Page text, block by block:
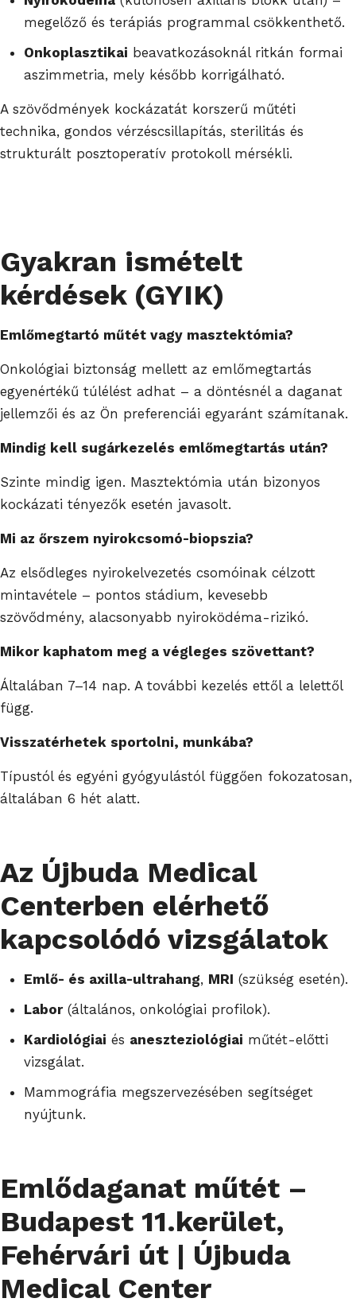
megelőző és terápiás programmal csökkenthető.
Onkoplasztikai beavatkozásoknál ritkán formai
aszimmetria, mely később korrigálható.
A szövődmények kockázatát korszerű műtéti
technika, gondos vérzéscsillapítás, sterilitás és
strukturált posztoperatív protokoll mérsékli.
Gyakran ismételt
kérdések (GYIK)
Emlőmegtartó műtét vagy masztektómia?
Onkológiai biztonság mellett az emlőmegtartás
egyenértékű túlélést adhat – a döntésnél a daganat
jellemzői és az Ön preferenciái egyaránt számítanak.
Mindig kell sugárkezelés emlőmegtartás után?
Szinte mindig igen. Masztektómia után bizonyos
kockázati tényezők esetén javasolt.
Mi az őrszem nyirokcsomó-biopszia?
Az elsődleges nyirokelvezetés csomóinak célzott
mintavétele – pontos stádium, kevesebb
szövődmény, alacsonyabb nyiroködéma-rizikó.
Mikor kaphatom meg a végleges szövettant?
Általában 7–14 nap. A további kezelés ettől a lelettől
függ.
Visszatérhetek sportolni, munkába?
Típustól és egyéni gyógyulástól függően fokozatosan,
általában 6 hét alatt.
Az Újbuda Medical
Centerben elérhető
kapcsolódó vizsgálatok
Emlő- és axilla-ultrahang, MRI (szükség esetén).
Labor(általános, onkológiai profilok).
Kardiológiai és aneszteziológiai műtét-előtti
vizsgálat.
Mammográfia megszervezésében segítséget
nyújtunk.
Emlődaganat műtét –
Budapest 11.kerület,
Fehérvári út | Újbuda
Medical Center